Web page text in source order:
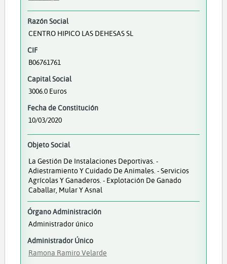
Razón Social
CENTRO HIPICO LAS DEHESAS SL
CIF
B06761761
Capital Social
3006.0 Euros
Fecha de Constitución
10/03/2020
Objeto Social
La Gestión De Instalaciones Deportivas. -
Adiestramiento Y Cuidado De Animales. - Servicios
Agrícolas Y Ganaderos. - Explotación De Ganado
Caballar, Mular Y Asnal
Órgano Administración
Administrador único
Administrador Único
Ramona Ramiro Velarde